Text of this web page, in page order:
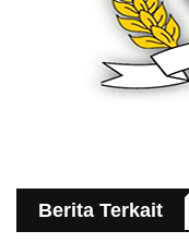
Berita Terkait